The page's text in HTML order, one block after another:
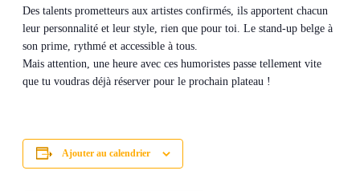
Des talents prometteurs aux artistes confirmés, ils apportent chacun
leur personnalité et leur style, rien que pour toi. Le stand-up belge à
son prime, rythmé et accessible à tous.
Mais attention, une heure avec ces humoristes passe tellement vite
que tu voudras déjà réserver pour le prochain plateau !
Ajouter au calendrier